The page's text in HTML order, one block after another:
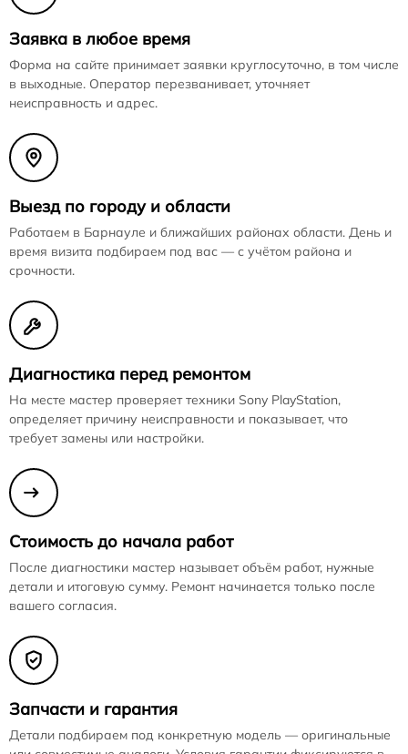
Заявка в любое время
Форма на сайте принимает заявки круглосуточно, в том числе
в выходные. Оператор перезванивает, уточняет
неисправность и адрес.
Выезд по городу и области
Работаем в Барнауле и ближайших районах области. День и
время визита подбираем под вас — с учётом района и
срочности.
Диагностика перед ремонтом
На месте мастер проверяет техники Sony PlayStation,
определяет причину неисправности и показывает, что
требует замены или настройки.
Стоимость до начала работ
После диагностики мастер называет объём работ, нужные
детали и итоговую сумму. Ремонт начинается только после
вашего согласия.
Запчасти и гарантия
Детали подбираем под конкретную модель — оригинальные